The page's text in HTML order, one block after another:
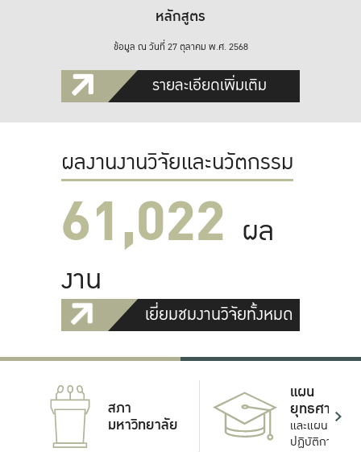
หลักสูตร
ข้อมูล ณ วันที่ 27 ตุลาคม พ.ศ. 2568
รายละเอียดเพิ่มเติม
ผลงานงานวิจัยและนวัตกรรม
61,022 ผล
งาน
เยี่ยมชมงานวิจัยทั้งหมด
สภา
มหาวิทยาลัย
แผน
ยุทธศาสตร์
และแผน
ปฏิบัติการ